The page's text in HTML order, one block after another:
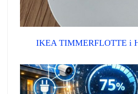
IKEA TIMMERFLOTTE i